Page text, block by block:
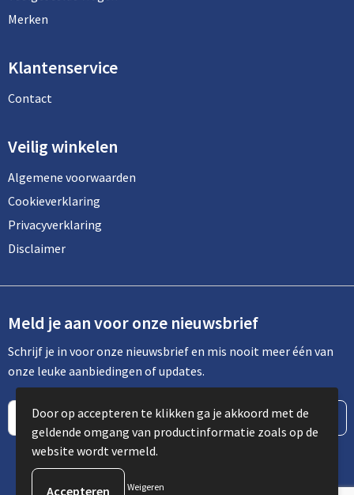
Merken
Klantenservice
Contact
Veilig winkelen
Algemene voorwaarden
Cookieverklaring
Privacyverklaring
Disclaimer
Meld je aan voor onze nieuwsbrief
Schrijf je in voor onze nieuwsbrief en mis nooit meer één van
onze leuke aanbiedingen of updates.
© Copyright Spot Communicatie 2023
Door op accepteren te klikken ga je akkoord met de
geldende omgang van productinformatie zoals op de
website wordt vermeld.
Weigeren